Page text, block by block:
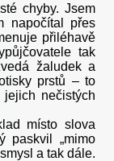
chyby. Jsem
napočítal přes
přiléhavě
tak
žaludek a
prstů – to
nečistých
místo slova
paskvil „mimo
a tak dále.